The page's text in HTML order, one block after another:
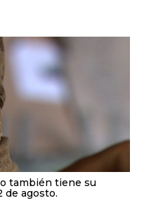
también tiene su
de agosto.